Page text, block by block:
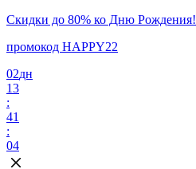
Скидки до 80% ко Дню Рождения!
промокод HAPPY22
02дн
13
:
41
:
04